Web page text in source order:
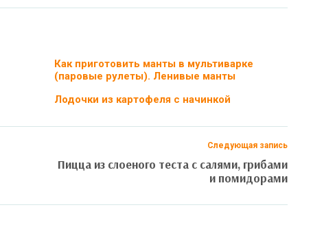
Как приготовить манты в мультиварке
(паровые рулеты). Ленивые манты
Лодочки из картофеля с начинкой
Следующая запись
Пицца из слоеного теста с салями, грибами
и помидорами